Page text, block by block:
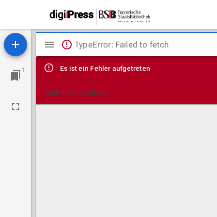
1
Mirador
Viewer
TypeError: Failed to fetch
Es ist ein Fehler aufgetreten
Technische Details